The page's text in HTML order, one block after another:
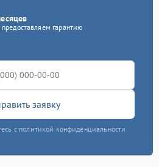
гарантию
заявку
с политикой конфиденциальности